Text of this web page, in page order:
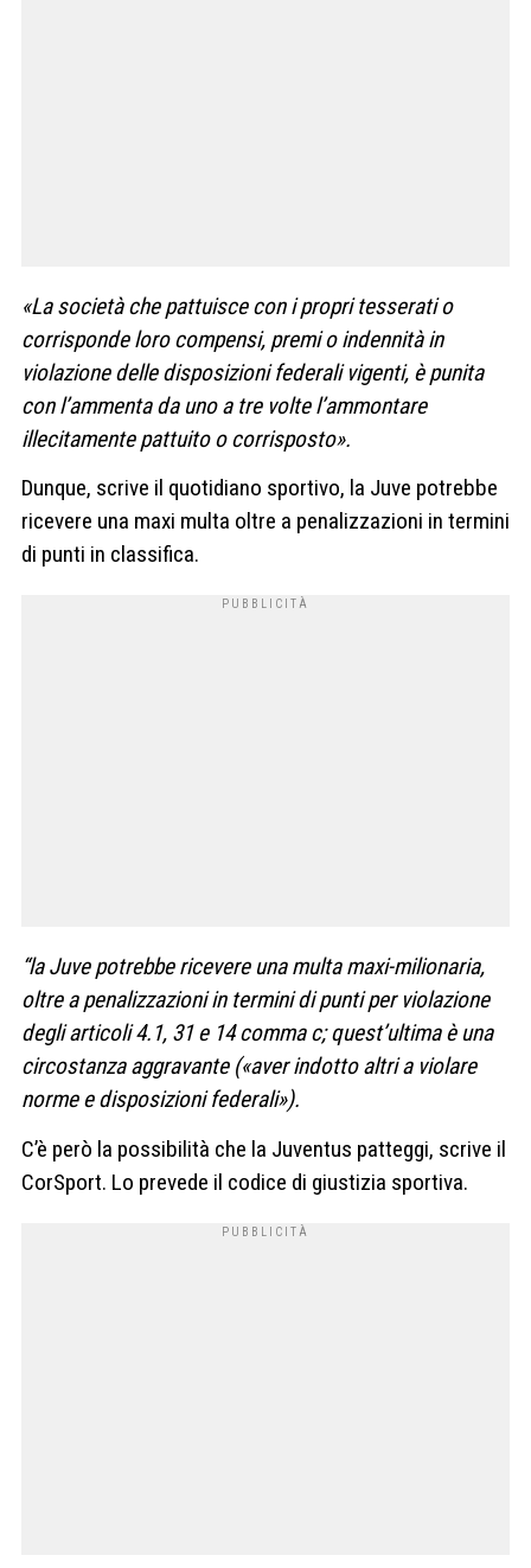
«La società che pattuisce con i propri tesserati o
corrisponde loro compensi, premi o indennità in
violazione delle disposizioni federali vigenti, è punita
con l’ammenta da uno a tre volte l’ammontare
illecitamente pattuito o corrisposto».
Dunque, scrive il quotidiano sportivo, la Juve potrebbe
ricevere una maxi multa oltre a penalizzazioni in termini
di punti in classifica.
“la Juve potrebbe ricevere una multa maxi-milionaria,
oltre a penalizzazioni in termini di punti per violazione
degli articoli 4.1, 31 e 14 comma c; quest’ultima è una
circostanza aggravante («aver indotto altri a violare
norme e disposizioni federali»).
C’è però la possibilità che la Juventus patteggi, scrive il
CorSport. Lo prevede il codice di giustizia sportiva.